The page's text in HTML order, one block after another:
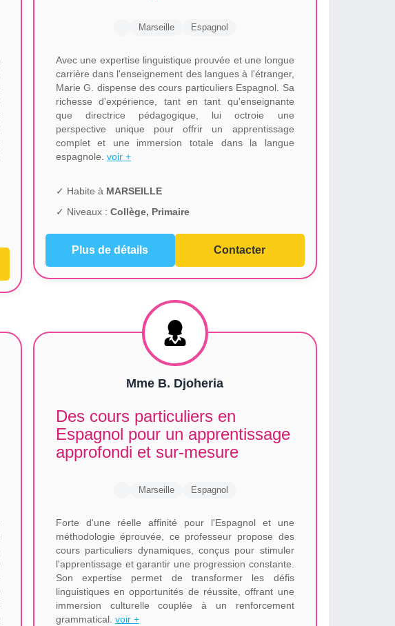
Marseille Espagnol
Avec une expertise linguistique prouvée et une longue
carrière dans l'enseignement des langues à l'étranger,
Marie G. dispense des cours particuliers Espagnol. Sa
richesse d'expérience, tant en tant qu'enseignante
que directrice pédagogique, lui octroie une
perspective unique pour offrir un apprentissage
complet et une immersion totale dans la langue
espagnole. voir +
✓ Habite à MARSEILLE
✓ Niveaux : Collège, Primaire
Plus de détails Contacter
Mme B. Djoheria
Des cours particuliers en
Espagnol pour un apprentissage
approfondi et sur-mesure
Marseille Espagnol
Forte d'une réelle affinité pour l'Espagnol et une
méthodologie éprouvée, ce professeur propose des
cours particuliers dynamiques, conçus pour stimuler
l'apprentissage et garantir une progression constante.
Son expertise permet de transformer les défis
linguistiques en opportunités de réussite, offrant une
immersion culturelle couplée à un renforcement
grammatical. voir +